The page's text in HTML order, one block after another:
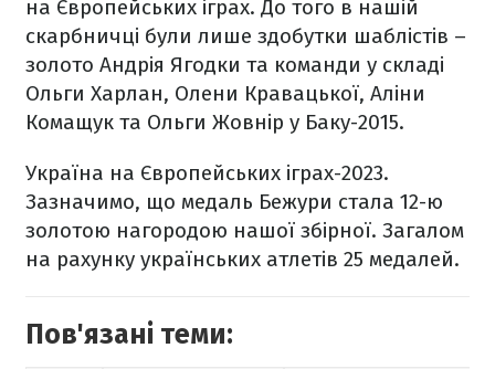
на Європейських іграх. До того в нашій
скарбничці були лише здобутки шаблістів –
золото Андрія Ягодки та команди у складі
Ольги Харлан, Олени Кравацької, Аліни
Комащук та Ольги Жовнір у Баку-2015.
Україна на Європейських іграх-2023.
Зазначимо, що медаль Бежури стала 12-ю
золотою нагородою нашої збірної. Загалом
на рахунку українських атлетів 25 медалей.
Пов'язані теми: